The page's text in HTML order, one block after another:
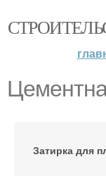
Затирка для